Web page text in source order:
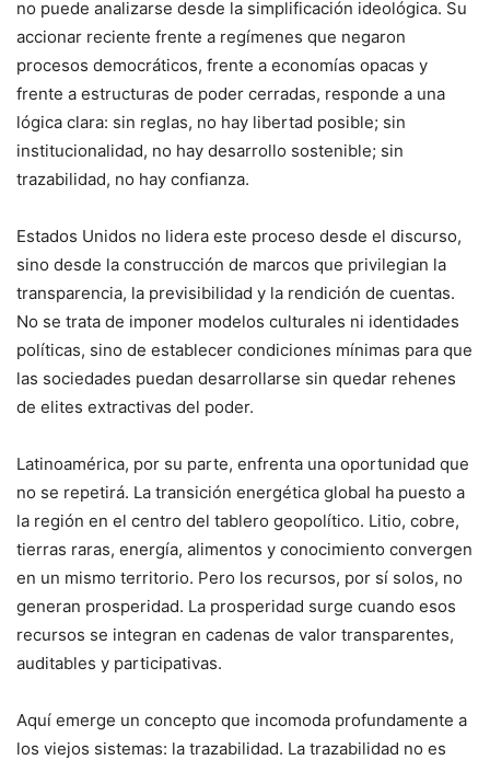
no puede analizarse desde la simplificación ideológica. Su
accionar reciente frente a regímenes que negaron
procesos democráticos, frente a economías opacas y
frente a estructuras de poder cerradas, responde a una
lógica clara: sin reglas, no hay libertad posible; sin
institucionalidad, no hay desarrollo sostenible; sin
trazabilidad, no hay confianza.
Estados Unidos no lidera este proceso desde el discurso,
sino desde la construcción de marcos que privilegian la
transparencia, la previsibilidad y la rendición de cuentas.
No se trata de imponer modelos culturales ni identidades
políticas, sino de establecer condiciones mínimas para que
las sociedades puedan desarrollarse sin quedar rehenes
de elites extractivas del poder.
Latinoamérica, por su parte, enfrenta una oportunidad que
no se repetirá. La transición energética global ha puesto a
la región en el centro del tablero geopolítico. Litio, cobre,
tierras raras, energía, alimentos y conocimiento convergen
en un mismo territorio. Pero los recursos, por sí solos, no
generan prosperidad. La prosperidad surge cuando esos
recursos se integran en cadenas de valor transparentes,
auditables y participativas.
Aquí emerge un concepto que incomoda profundamente a
los viejos sistemas: la trazabilidad. La trazabilidad no es